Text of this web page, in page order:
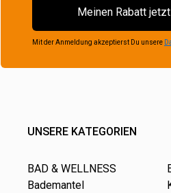
Meinen Rabatt
Mit der Anmeldung akzeptierst Du unsere
UNSERE KATEGORIEN
BAD & WELLNESS
Bademantel